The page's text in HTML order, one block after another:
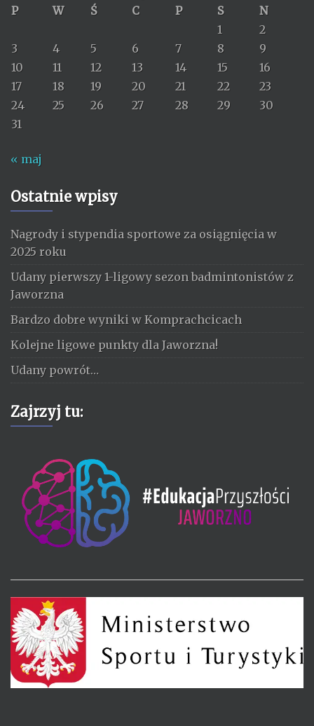
P
W Ś C P S
N
1
2
3
4 5 6 7 8
9
10
11 12 13 14 15
16
17
18 19 20 21 22
23
24
25 26 27 28 29
30
31
« maj
Ostatnie wpisy
Nagrody i stypendia sportowe za osiągnięcia w
2025 roku
Udany pierwszy 1-ligowy sezon badmintonistów z
Jaworzna
Bardzo dobre wyniki w Komprachcicach
Kolejne ligowe punkty dla Jaworzna!
Udany powrót…
Zajrzyj tu: